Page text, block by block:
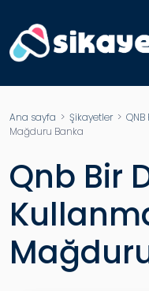
Ana sayfa > Şikayetler>
Mağduru Banka
Qnb Bir